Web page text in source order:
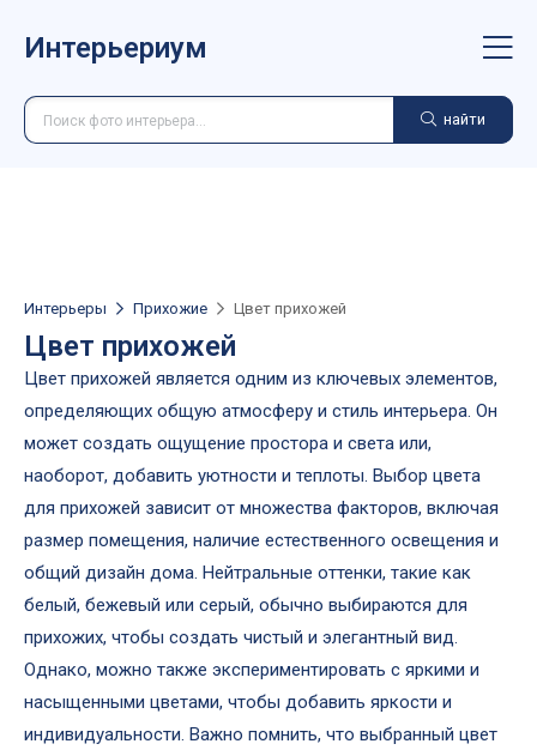
Интерьериум
найти
Интерьеры Прихожие Цвет прихожей
Цвет прихожей
Цвет прихожей является одним из ключевых элементов,
определяющих общую атмосферу и стиль интерьера. Он
может создать ощущение простора и света или,
наоборот, добавить уютности и теплоты. Выбор цвета
для прихожей зависит от множества факторов, включая
размер помещения, наличие естественного освещения и
общий дизайн дома. Нейтральные оттенки, такие как
белый, бежевый или серый, обычно выбираются для
прихожих, чтобы создать чистый и элегантный вид.
Однако, можно также экспериментировать с яркими и
насыщенными цветами, чтобы добавить яркости и
индивидуальности. Важно помнить, что выбранный цвет